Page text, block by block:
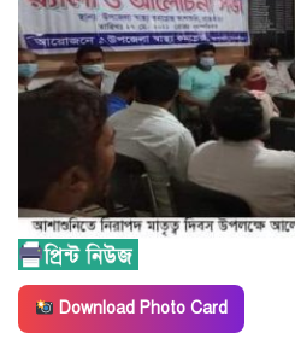
Download Photo Card